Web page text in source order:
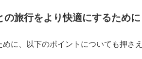
の旅行をより快適にするために
めに、以下のポイントについても押さ